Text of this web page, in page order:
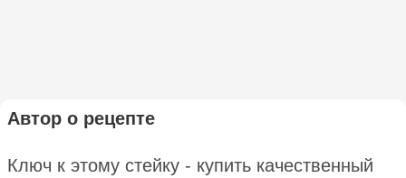
Автор о рецепте
Ключ к этому стейку - купить качественный